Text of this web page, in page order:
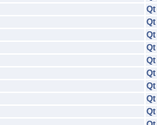
Qt
Qt
Qt
Qt
Qt
Qt
Qt
Qt
Qt